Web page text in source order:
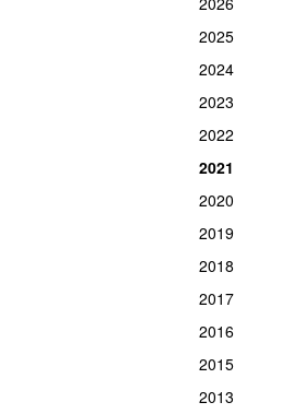
2025
2024
2023
2022
2021
2020
2019
2018
2017
2016
2015
2013